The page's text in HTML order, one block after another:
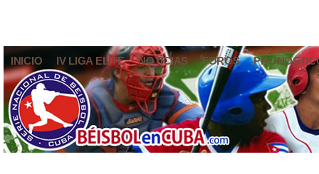
INICIO IV LIGA ELITE NOTICIAS FOROS